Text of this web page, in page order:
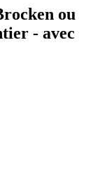
ou
- avec